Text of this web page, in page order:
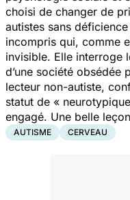
choisi de changer de
autistes sans
incompris qui, comme
invisible. Elle interroge
d’une société obsédée
lecteur non-autiste,
statut de «
engagé. Une belle
AUTISME CERVEAU